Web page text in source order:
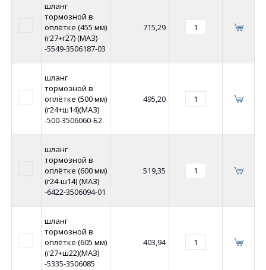
шланг
тормозной в
оплётке (455 мм)
(г27+г27) (МАЗ)
-5549-3506187-03
715,29
шланг
тормозной в
оплётке (500 мм)
(г24+ш14)(МАЗ)
-500-3506060-Б2
495,20
шланг
тормозной в
оплётке (600 мм)
(г24-ш14) (МАЗ)
-6422-3506094-01
519,35
шланг
тормозной в
оплётке (605 мм)
(г27+ш22)(МАЗ)
-5335-3506085
403,94